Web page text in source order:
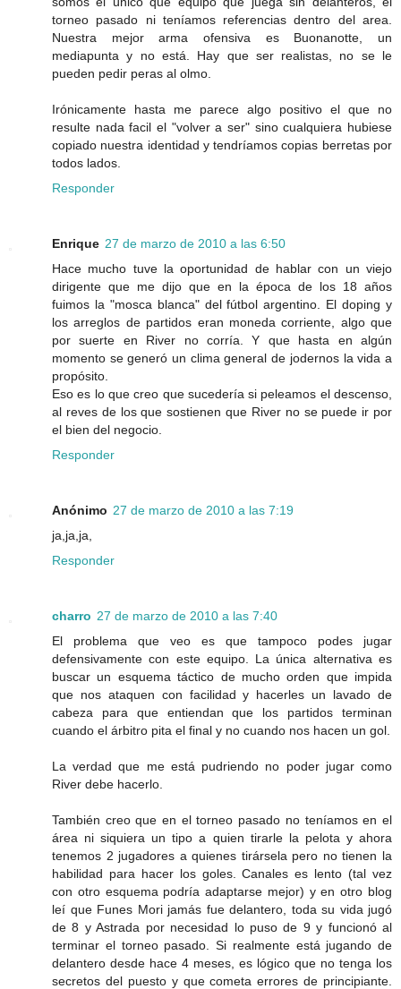
torneo pasado ni teníamos referencias dentro del area.
Nuestra mejor arma ofensiva es Buonanotte, un
mediapunta y no está. Hay que ser realistas, no se le
pueden pedir peras al olmo.
Irónicamente hasta me parece algo positivo el que no
resulte nada facil el "volver a ser" sino cualquiera hubiese
copiado nuestra identidad y tendríamos copias berretas por
todos lados.
Responder
Enrique 27 de marzo de 2010 a las 6:50
Hace mucho tuve la oportunidad de hablar con un viejo
dirigente que me dijo que en la época de los 18 años
fuimos la "mosca blanca" del fútbol argentino. El doping y
los arreglos de partidos eran moneda corriente, algo que
por suerte en River no corría. Y que hasta en algún
momento se generó un clima general de jodernos la vida a
propósito.
Eso es lo que creo que sucedería si peleamos el descenso,
al reves de los que sostienen que River no se puede ir por
el bien del negocio.
Responder
Anónimo 27 de marzo de 2010 a las 7:19
ja,ja,ja,
Responder
charro 27 de marzo de 2010 a las 7:40
El problema que veo es que tampoco podes jugar
defensivamente con este equipo. La única alternativa es
buscar un esquema táctico de mucho orden que impida
que nos ataquen con facilidad y hacerles un lavado de
cabeza para que entiendan que los partidos terminan
cuando el árbitro pita el final y no cuando nos hacen un gol.
La verdad que me está pudriendo no poder jugar como
River debe hacerlo.
También creo que en el torneo pasado no teníamos en el
área ni siquiera un tipo a quien tirarle la pelota y ahora
tenemos 2 jugadores a quienes tirársela pero no tienen la
habilidad para hacer los goles. Canales es lento (tal vez
con otro esquema podría adaptarse mejor) y en otro blog
leí que Funes Mori jamás fue delantero, toda su vida jugó
de 8 y Astrada por necesidad lo puso de 9 y funcionó al
terminar el torneo pasado. Si realmente está jugando de
delantero desde hace 4 meses, es lógico que no tenga los
secretos del puesto y que cometa errores de principiante.